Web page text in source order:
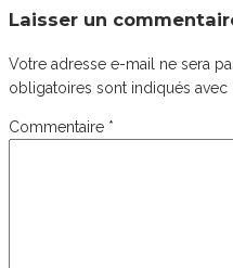
Laisser un
Votre adresse e-mail ne sera
obligatoires sont indiqués avec
Commentaire *